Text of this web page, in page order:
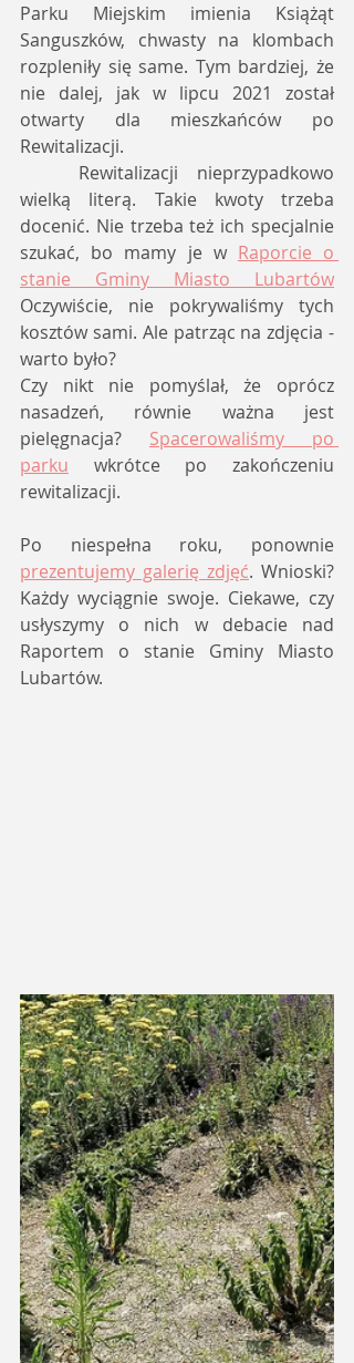
Parku Miejskim imienia Książąt
Sanguszków, chwasty na klombach
rozpleniły się same. Tym bardziej, że
nie dalej, jak w lipcu 2021 został
otwarty dla mieszkańców po
Rewitalizacji.
wielką literą. Takie kwoty trzeba
docenić. Nie trzeba też ich specjalnie
szukać, bo mamy je w Raporcie o
stanie Gminy Miasto Lubartów
Oczywiście, nie pokrywaliśmy tych
kosztów sami. Ale patrząc na zdjęcia -
warto było?
Czy nikt nie pomyślał, że oprócz
nasadzeń, równie ważna jest
pielęgnacja? Spacerowaliśmy po
parku wkrótce po zakończeniu
rewitalizacji.
prezentujemy galerię zdjęć. Wnioski?
Każdy wyciągnie swoje. Ciekawe, czy
usłyszymy o nich w debacie nad
Raportem o stanie Gminy Miasto
Lubartów.